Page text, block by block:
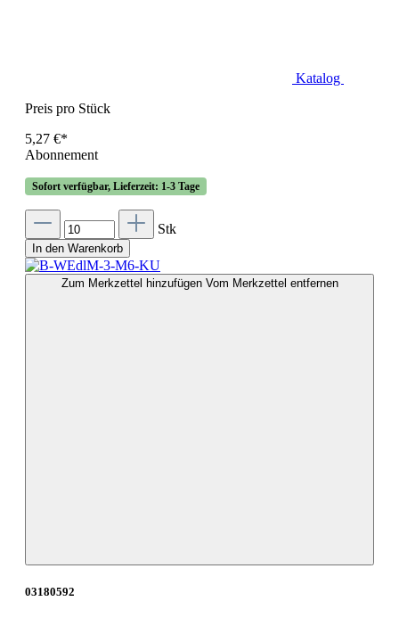
Katalog
Preis pro Stück
5,27 €*
Abonnement
Sofort verfügbar, Lieferzeit: 1-3 Tage
Stk
In den Warenkorb
Zum Merkzettel hinzufügen Vom Merkzettel entfernen
03180592